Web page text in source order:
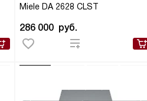
Miele DA 2628 CLST
286 000 руб.